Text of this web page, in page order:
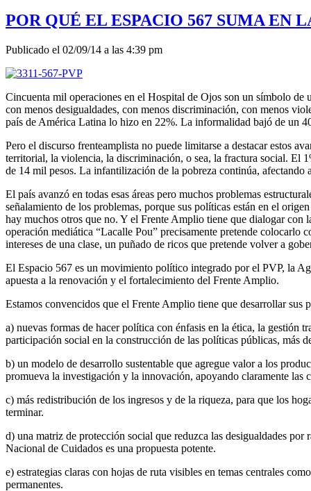
POR QUÉ EL ESPACIO 567 SUMA EN
Publicado el 02/09/14 a las 4:39 pm
Cincuenta mil operaciones en el Hospital de Ojos son un símbolo de
con menos desigualdades, con menos discriminación, con menos
país de América Latina lo hizo en 22%. La informalidad bajó de un
Pero el discurso frenteamplista no puede limitarse a destacar estos
territorial, la violencia, la discriminación, o sea, la fractura social. El
de 14 mil pesos. La infantilización de la pobreza continúa,
El país avanzó en todas esas áreas pero muchos problemas
señalamiento de los problemas, porque sus políticas están en el
hay muchos otros que no. Y el Frente Amplio tiene que dialogar con
operación mediática “Lacalle Pou” precisamente pretende colocarlo
intereses de una clase, un puñado de ricos que pretende volver a
El Espacio 567 es un movimiento político integrado por el PVP, la
apuesta a la renovación y el fortalecimiento del Frente Amplio.
Estamos convencidos que el Frente Amplio tiene que desarrollar sus
a) nuevas formas de hacer política con énfasis en la ética, la gestión
participación social en la construcción de las políticas públicas, más
b) un modelo de desarrollo sustentable que agregue valor a los
promueva la investigación y la innovación, apoyando claramente las
c) más redistribución de los ingresos y de la riqueza, para que los
terminar.
d) una matriz de protección social que reduzca las desigualdades
Nacional de Cuidados es una propuesta potente.
e) estrategias claras con hojas de ruta visibles en temas centrales
permanentes.